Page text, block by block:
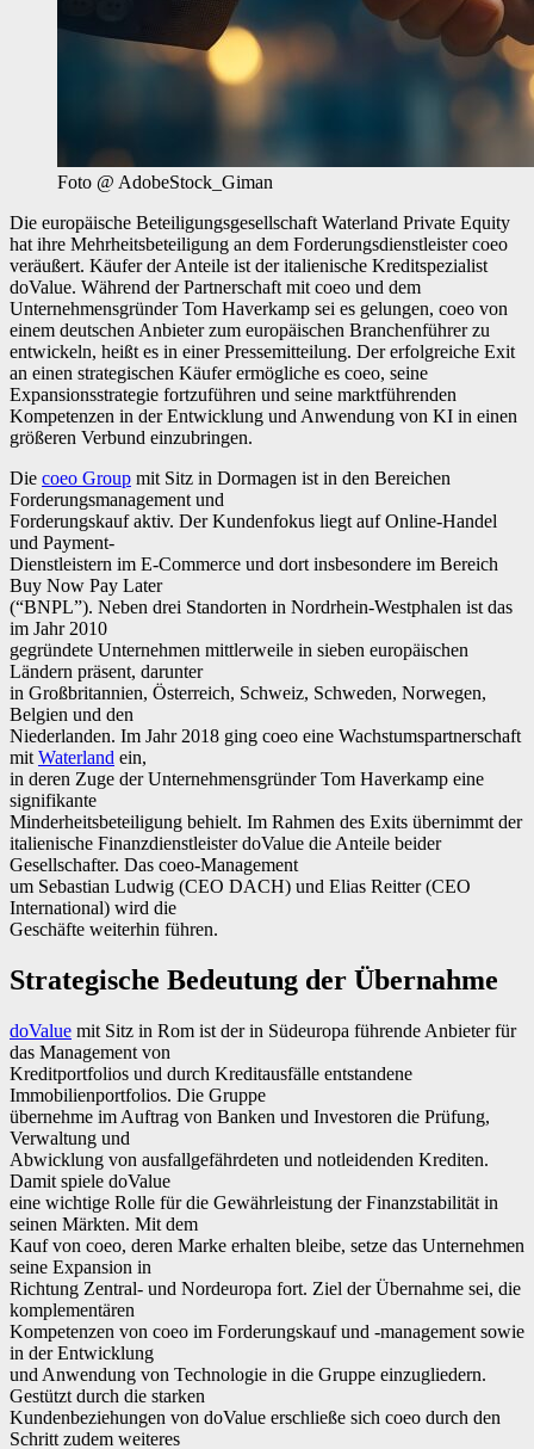
Foto @ AdobeStock_Giman
Die europäische Beteiligungsgesellschaft Waterland Private Equity
hat ihre Mehrheitsbeteiligung an dem Forderungsdienstleister coeo
veräußert. Käufer der Anteile ist der italienische Kreditspezialist
doValue. Während der Partnerschaft mit coeo und dem
Unternehmensgründer Tom Haverkamp sei es gelungen, coeo von
einem deutschen Anbieter zum europäischen Branchenführer zu
entwickeln, heißt es in einer Pressemitteilung. Der erfolgreiche Exit
an einen strategischen Käufer ermögliche es coeo, seine
Expansionsstrategie fortzuführen und seine marktführenden
Kompetenzen in der Entwicklung und Anwendung von KI in einen
größeren Verbund einzubringen.
Die coeo Group mit Sitz in Dormagen ist in den Bereichen
Forderungsmanagement und
Forderungskauf aktiv. Der Kundenfokus liegt auf Online-Handel
und Payment-
Dienstleistern im E-Commerce und dort insbesondere im Bereich
Buy Now Pay Later
(“BNPL”). Neben drei Standorten in Nordrhein-Westphalen ist das
im Jahr 2010
gegründete Unternehmen mittlerweile in sieben europäischen
Ländern präsent, darunter
in Großbritannien, Österreich, Schweiz, Schweden, Norwegen,
Belgien und den
Niederlanden. Im Jahr 2018 ging coeo eine Wachstumspartnerschaft
mit Waterland ein,
in deren Zuge der Unternehmensgründer Tom Haverkamp eine
signifikante
Minderheitsbeteiligung behielt. Im Rahmen des Exits übernimmt der
italienische Finanzdienstleister doValue die Anteile beider
Gesellschafter. Das coeo-Management
um Sebastian Ludwig (CEO DACH) und Elias Reitter (CEO
International) wird die
Geschäfte weiterhin führen.
Strategische Bedeutung der Übernahme
doValue mit Sitz in Rom ist der in Südeuropa führende Anbieter für
das Management von
Kreditportfolios und durch Kreditausfälle entstandene
Immobilienportfolios. Die Gruppe
übernehme im Auftrag von Banken und Investoren die Prüfung,
Verwaltung und
Abwicklung von ausfallgefährdeten und notleidenden Krediten.
Damit spiele doValue
eine wichtige Rolle für die Gewährleistung der Finanzstabilität in
seinen Märkten. Mit dem
Kauf von coeo, deren Marke erhalten bleibe, setze das Unternehmen
seine Expansion in
Richtung Zentral- und Nordeuropa fort. Ziel der Übernahme sei, die
komplementären
Kompetenzen von coeo im Forderungskauf und -management sowie
in der Entwicklung
und Anwendung von Technologie in die Gruppe einzugliedern.
Gestützt durch die starken
Kundenbeziehungen von doValue erschließe sich coeo durch den
Schritt zudem weiteres